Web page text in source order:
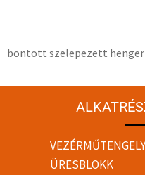
bontott szelepezett
VEZÉRMŰTENGELY
ÜRESBLOKK